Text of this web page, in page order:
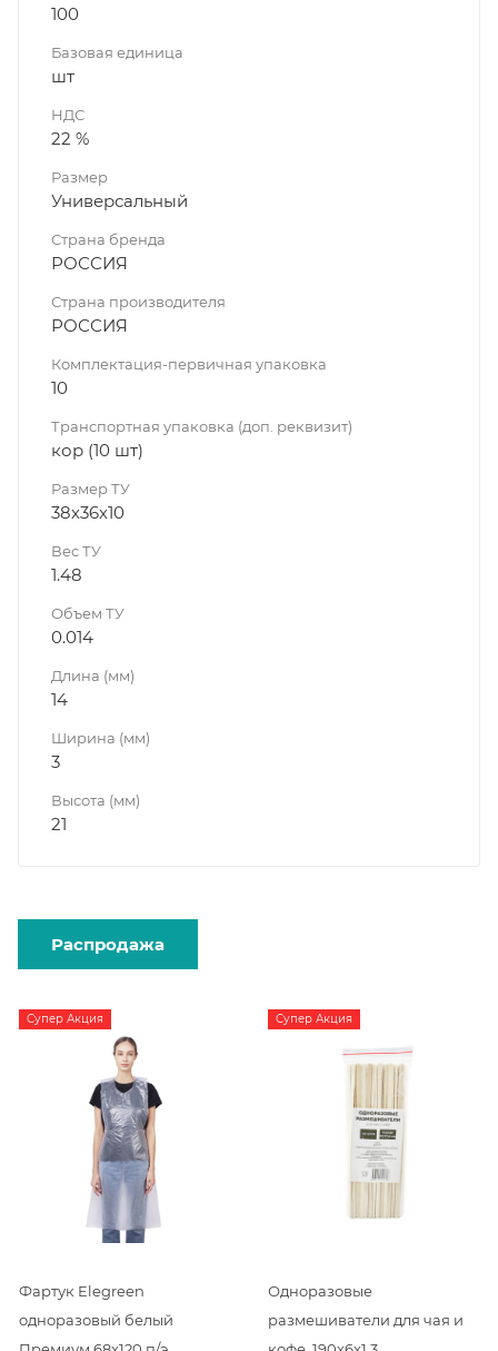
100
Базовая единица
шт
НДС
22 %
Размер
Универсальный
Страна бренда
РОССИЯ
Страна производителя
РОССИЯ
Комплектация-первичная упаковка
10
Транспортная упаковка (доп. реквизит)
кор (10 шт)
Размер ТУ
38х36х10
Вес ТУ
1.48
Объем ТУ
0.014
Длина (мм)
14
Ширина (мм)
3
Высота (мм)
21
Распродажа
Супер Акция
Фартук Elegreen
одноразовый белый
Супер Акция
Одноразовые
размешиватели для чая и